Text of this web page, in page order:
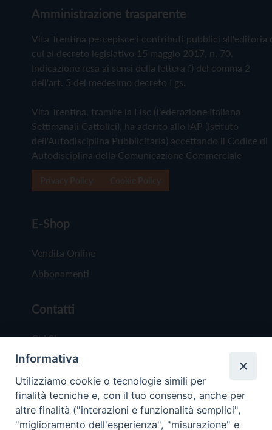
Amministrazione trasparente
Vita Trentina percepisce i contributi pubblici all'editoria
cui al decreto legislativo 15 maggio 2017, n. 70.
Indicazione resa ai sensi della lettera f) del comma 2
dell'art. 5 del medesimo decreto Lgs.
Vita Trentina, tramite la Fisc (Federazione Italiana
Settimanali Cattolici), ha aderito allo IAP (Istituto
dell'Autodisciplina Pubblicitaria) accettando il Codice di
Autodisciplina della Comunicazione Commerciale
E-Shop
Vendita Online
Abbonamenti
Contatti
Chi Siamo
Redazione
Scrivici
Informativa
Utilizziamo cookie o tecnologie simili per
finalità tecniche e, con il tuo consenso, anche per
altre finalità ("interazioni e funzionalità semplici",
"miglioramento dell'esperienza", "misurazione" e